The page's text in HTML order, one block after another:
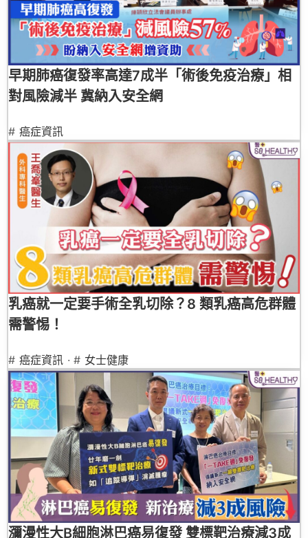
早期肺癌復發率高達7成半「術後免疫治療」相
對風險減半 冀納入安全網
# 癌症資訊
乳癌就一定要手術全乳切除？8 類乳癌高危群體
需警惕！
# 癌症資訊 · # 女士健康
瀰漫性大B細胞淋巴癌易復發 雙標靶治療減3成